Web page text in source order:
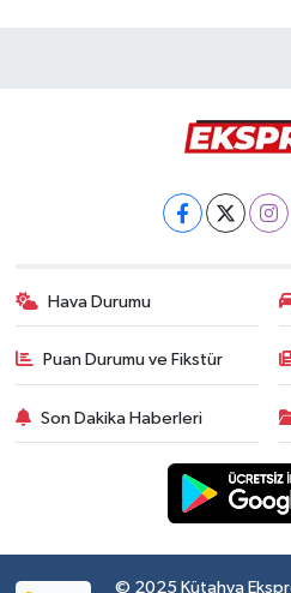
Hava Durumu
Puan Durumu ve Fikstür
Son Dakika Haberleri
© 2025 Kütahya